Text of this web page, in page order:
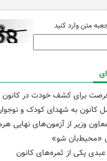
متن وارد کنید
فرصت برای کشف خودت در کانون
کانون به شهدای کودک و
وزیر از آزمون‌های نهایی
«محیط‌بان شو»
یکی از ثمره‌های کانون